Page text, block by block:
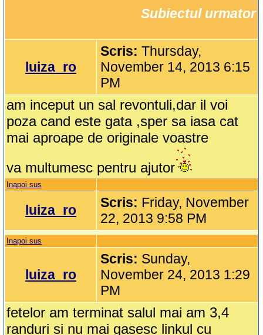
Subiectul urmator
luiza_ro
Scris:Thursday,
November 14, 2013 6:15
PM
am inceput un sal revontuli,dar il voi
poza cand este gata ,sper sa iasa cat
mai aproape de originale voastre
va multumesc pentru ajutor
Inapoi sus
luiza_ro Scris: Friday, November
22, 2013 9:58 PM
Inapoi sus
luiza_ro
Scris: Sunday,
November 24, 2013 1:29
PM
fetelor am terminat salul mai am 3,4
randuri si nu mai gasesc linkul cu